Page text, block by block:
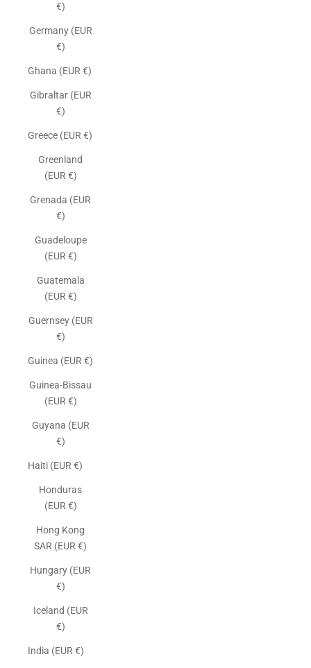
€)
Germany (EUR
€)
Ghana (EUR €)
Gibraltar (EUR
€)
Greece (EUR €)
Greenland
(EUR €)
Grenada (EUR
€)
Guadeloupe
(EUR €)
Guatemala
(EUR €)
Guernsey (EUR
€)
Guinea (EUR €)
Guinea-Bissau
(EUR €)
Guyana (EUR
€)
Haiti (EUR €)
Honduras
(EUR €)
Hong Kong
SAR (EUR €)
Hungary (EUR
€)
Iceland (EUR
€)
India (EUR €)